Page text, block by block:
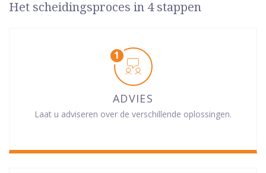
Het scheidingsproces in 4 stappen
ADVIES
Laat u adviseren over de verschillende oplossingen.